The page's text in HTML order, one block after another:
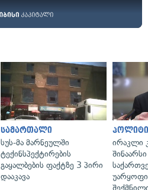
სამართალი
სუს-მა მარნეულში
ტექინსპექტირების
გაყალბების ფაქტზე 3 პირი
დააკავა
ირაკლი